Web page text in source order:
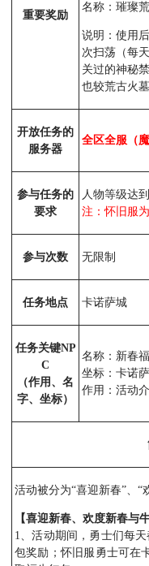
重要奖励
名称：璀璨
说明：使用
次扫荡（每
关过的神秘
也较荒古火
开放任务的
服务器
全区全服（
参与任务的
要求
人物等级达
注：怀旧服
参与次数 无限制
任务地点 卡诺萨城
任务关键NP
C
（作用、名
字、坐标）
名称：新春
坐标：卡诺萨
作用：活动
活动被分为“喜迎新春”、“
【喜迎新春、欢度新春与
1、活动期间，勇士们每
包奖励；怀旧服勇士可在